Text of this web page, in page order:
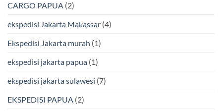
&
Laut
BMP
CARGO PAPUA (2)
ekspedisi Jakarta Makassar (4)
Ekspedisi Jakarta murah (1)
ekspedisi jakarta papua (1)
ekspedisi jakarta sulawesi (7)
EKSPEDISI PAPUA (2)